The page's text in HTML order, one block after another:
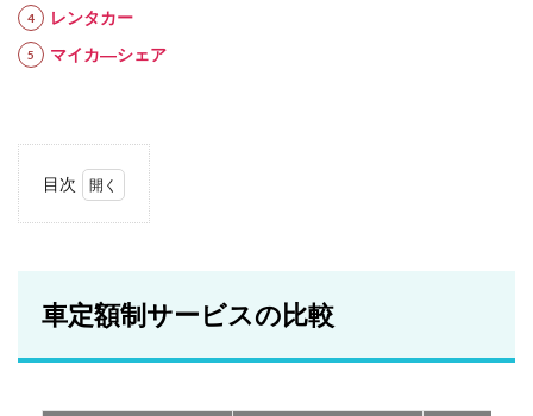
レンタカー
マイカ―シェア
目次
ビス
の比
おす
車定額制サービスの比較